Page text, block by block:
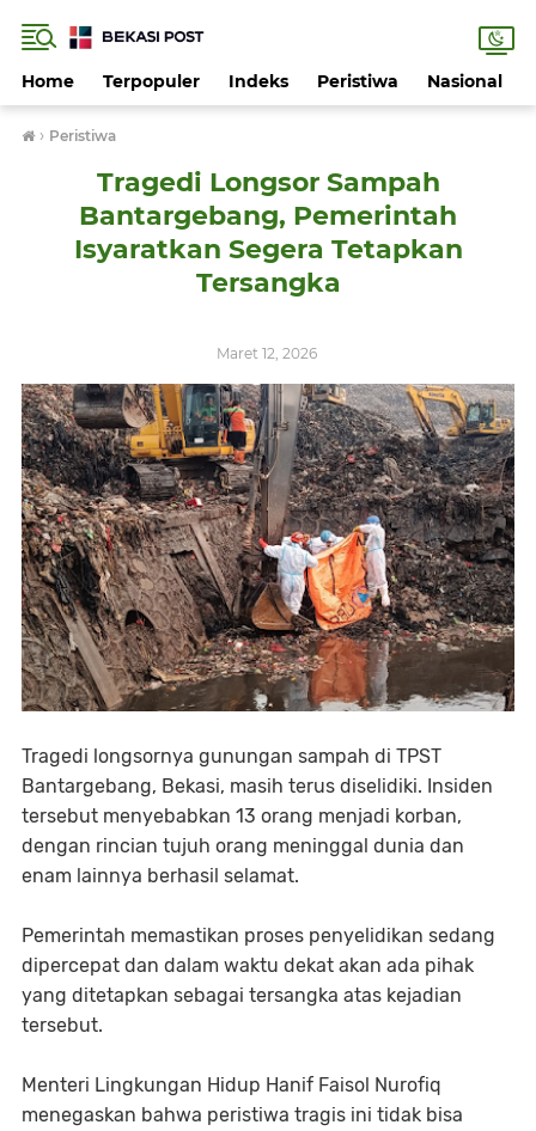
Home Terpopuler Indeks Peristiwa Nasional
› Peristiwa
Tragedi Longsor Sampah
Bantargebang, Pemerintah
Isyaratkan Segera Tetapkan
Tersangka
Maret 12, 2026
Tragedi longsornya gunungan sampah di TPST
Bantargebang, Bekasi, masih terus diselidiki. Insiden
tersebut menyebabkan 13 orang menjadi korban,
dengan rincian tujuh orang meninggal dunia dan
enam lainnya berhasil selamat.
Pemerintah memastikan proses penyelidikan sedang
dipercepat dan dalam waktu dekat akan ada pihak
yang ditetapkan sebagai tersangka atas kejadian
tersebut.
Menteri Lingkungan Hidup Hanif Faisol Nurofiq
menegaskan bahwa peristiwa tragis ini tidak bisa